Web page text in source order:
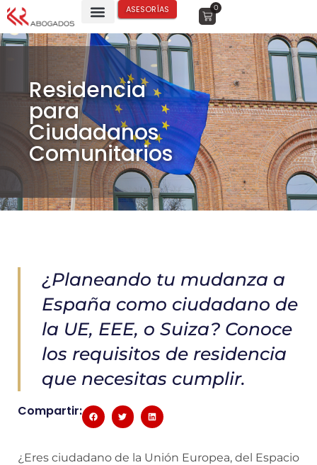
ASESORÍAS 0
Residencia
para
Ciudadanos
Comunitarios
¿Planeando tu mudanza a
España como ciudadano de
la UE, EEE, o Suiza? Conoce
los requisitos de residencia
que necesitas cumplir.
Compartir:
¿Eres ciudadano de la Unión Europea, del Espacio